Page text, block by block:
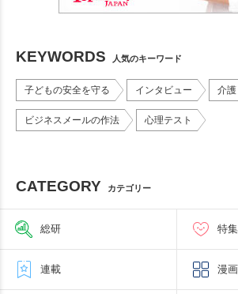
KEYWORDS 人気のキーワード
子どもの安全を守る インタビュー 介護
ビジネスメールの作法 心理テスト
CATEGORY カテゴリー
総研 特集
連載 漫画